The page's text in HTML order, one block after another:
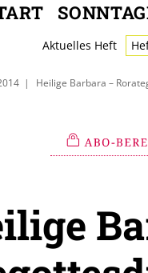
Aktuelles Heft
Heilige Barbara –